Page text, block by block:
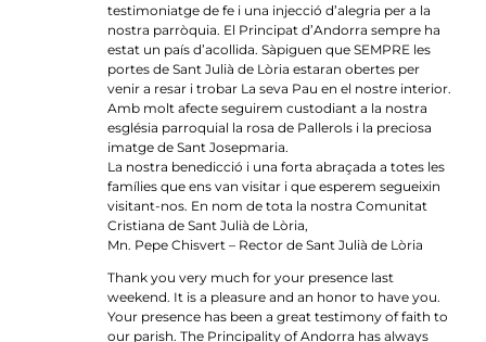
testimoniatge de fe i una injecció d’alegria per a la
nostra parròquia. El Principat d’Andorra sempre ha
estat un país d’acollida. Sàpiguen que SEMPRE les
portes de Sant Julià de Lòria estaran obertes per
venir a resar i trobar La seva Pau en el nostre interior.
Amb molt afecte seguirem custodiant a la nostra
església parroquial la rosa de Pallerols i la preciosa
imatge de Sant Josepmaria.
La nostra benedicció i una forta abraçada a totes les
famílies que ens van visitar i que esperem segueixin
visitant-nos. En nom de tota la nostra Comunitat
Cristiana de Sant Julià de Lòria,
Mn. Pepe Chisvert – Rector de Sant Julià de Lòria
Thank you very much for your presence last
weekend. It is a pleasure and an honor to have you.
Your presence has been a great testimony of faith to
our parish. The Principality of Andorra has always